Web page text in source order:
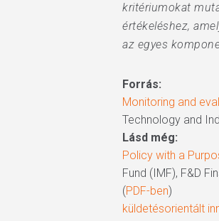
kritériumokat
értékeléshez,
az egyes
Forrás:
Monitoring and
Technology and
Lásd még:
Policy with a
Fund (IMF), F&D
(PDF-ben)
küldetésorientált